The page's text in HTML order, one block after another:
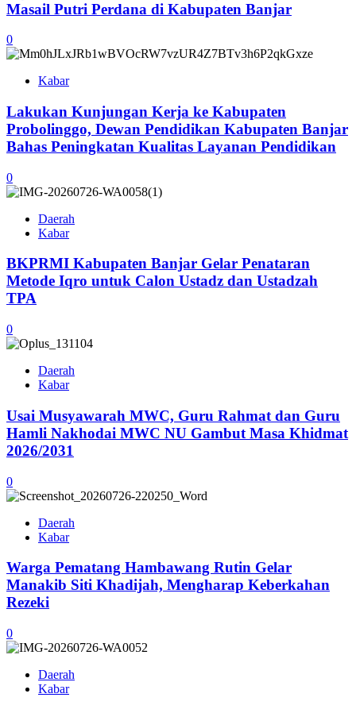
Masail Putri Perdana di Kabupaten Banjar
0
Kabar
Lakukan Kunjungan Kerja ke Kabupaten
Probolinggo, Dewan Pendidikan Kabupaten Banjar
Bahas Peningkatan Kualitas Layanan Pendidikan
0
Daerah
Kabar
BKPRMI Kabupaten Banjar Gelar Penataran
Metode Iqro untuk Calon Ustadz dan Ustadzah
TPA
0
Daerah
Kabar
Usai Musyawarah MWC, Guru Rahmat dan Guru
Hamli Nakhodai MWC NU Gambut Masa Khidmat
2026/2031
0
Daerah
Kabar
Warga Pematang Hambawang Rutin Gelar
Manakib Siti Khadijah, Mengharap Keberkahan
Rezeki
0
Daerah
Kabar